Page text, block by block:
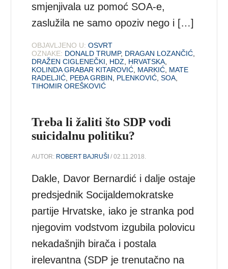
smjenjivala uz pomoć SOA-e,
zaslužila ne samo opoziv nego i […]
OBJAVLJENO U: OSVRT
OZNAKE: DONALD TRUMP, DRAGAN LOZANČIĆ
DRAŽEN CIGLENEČKI
HDZ HRVATSKA
KOLINDA GRABAR KITAROVIĆ MARKIĆ MATE
RADELJIĆ PEĐA GRBIN PLENKOVIĆ ,SOA
TIHOMIR OREŠKOVIĆ
Treba li žaliti što SDP vodi
suicidalnu politiku?
AUTOR: ROBERT BAJRUŠI / 02.11.2018.
Dakle, Davor Bernardić i dalje ostaje
predsjednik Socijaldemokratske
partije Hrvatske, iako je stranka pod
njegovim vodstvom izgubila polovicu
nekadašnjih birača i postala
irelevantna (SDP je trenutačno na